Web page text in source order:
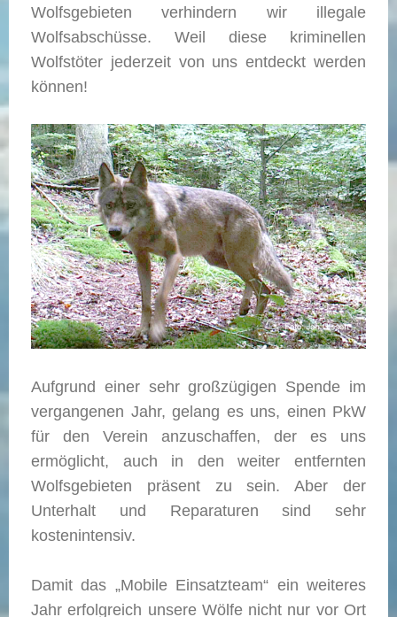
Wolfsgebieten verhindern wir illegale
Wolfsabschüsse. Weil diese kriminellen
Wolfstöter jederzeit von uns entdeckt werden
können!
Aufgrund einer sehr großzügigen Spende im
vergangenen Jahr, gelang es uns, einen PkW
für den Verein anzuschaffen, der es uns
ermöglicht, auch in den weiter entfernten
Wolfsgebieten präsent zu sein. Aber der
Unterhalt und Reparaturen sind sehr
kostenintensiv.
Damit das „Mobile Einsatzteam“ ein weiteres
Jahr erfolgreich unsere Wölfe nicht nur vor Ort